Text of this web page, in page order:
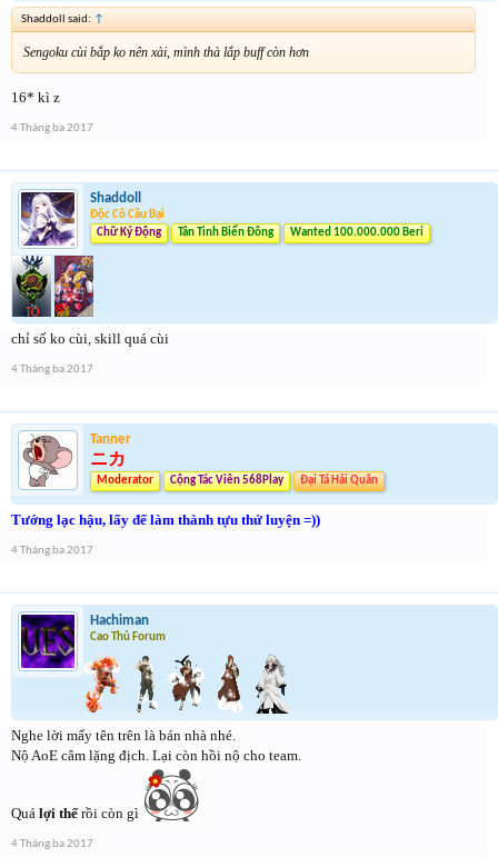
Shaddoll said: ↑
Sengoku cùi bắp ko nên xài, mình thà lắp buff còn hơn
16* kì z
4 Tháng ba 2017
Shaddoll
Độc Cô Cầu Bại
Chữ Ký Động
Tân Tinh Biển Đông Wanted 100.000.000 Beri
chỉ số ko cùi, skill quá cùi
4 Tháng ba 2017
Tanner
ニカ
Moderator Cộng Tác Viên 568Play Đại Tá Hải Quân
Tướng lạc hậu, lấy để làm thành tựu thử luyện =))
4 Tháng ba 2017
Hachiman
Cao Thủ Forum
Nghe lời mấy tên trên là bán nhà nhé.
Nộ AoE câm lặng địch. Lại còn hồi nộ cho team.
Quá lợi thếrồi còn gì
4 Tháng ba 2017